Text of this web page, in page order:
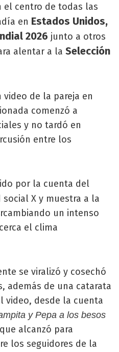
el centro de todas las
en Estados Unidos,
2026 junto a otros
alentar a la Selección
de la pareja en
comenzó a
y no tardó en
entre los
por la cuenta del
social X y muestra a la
un intenso
el clima
se viralizó y cosechó
además de una catarata
video, desde la cuenta
y Pepa a los besos
alcanzó para
los seguidores de la